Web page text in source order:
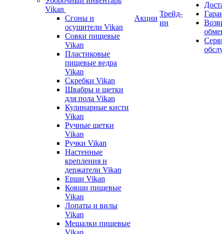
Vikan
Сгоны и
осушители Vikan
Совки пищевые
Vikan
Пластиковые
пищевые ведра
Vikan
Скребки Vikan
Швабры и щетки
для пола Vikan
Кулинарные кисти
Vikan
Ручные щетки
Vikan
Ручки Vikan
Настенные
крепления и
держатели Vikan
Ерши Vikan
Ковши пищевые
Vikan
Лопаты и вилы
Vikan
Мешалки пищевые
Vikan
Акции
Трейд-
ин